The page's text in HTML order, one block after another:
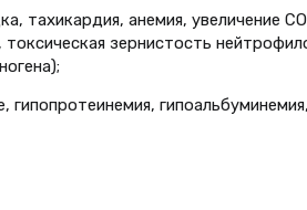
тахикардия, анемия, увеличение
зернистость
гипоальбуминемия,